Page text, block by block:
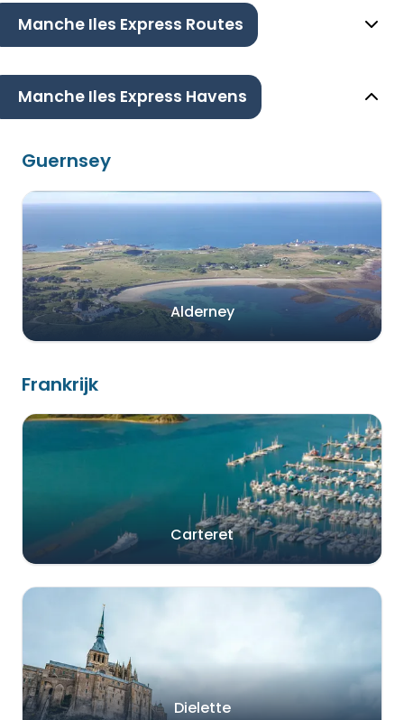
Manche Iles Express Routes
Manche Iles Express Havens
Guernsey
Alderney
Frankrijk
Carteret
Dielette